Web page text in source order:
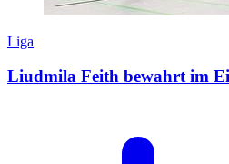
Liga
Liudmila Feith bewahrt im